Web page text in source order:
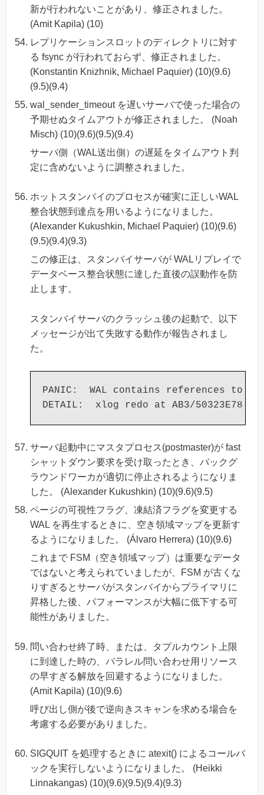
新が行われないことがあり、修正されました。
(Amit Kapila) (10)
レプリケーションスロットのディレクトリに対す
る fsync が行われておらず、修正されました。
(Konstantin Knizhnik, Michael Paquier) (10)(9.6)
(9.5)(9.4)
wal_sender_timeout を遅いサーバで使った場合の
予期せぬタイムアウトが修正されました。 (Noah
Misch) (10)(9.6)(9.5)(9.4)
サーバ側（WAL送出側）の遅延をタイムアウト判
定に含めないように調整されました。
ホットスタンバイのプロセスが確実に正しいWAL
整合状態到達点を用いるようになりました。
(Alexander Kukushkin, Michael Paquier) (10)(9.6)
(9.5)(9.4)(9.3)
この修正は、スタンバイサーバが WALリプレイで
データベース整合状態に達した直後の誤動作を防
止します。
スタンバイサーバのクラッシュ後の起動で、以下
メッセージが出て失敗する動作が報告されまし
た。
PANIC:  WAL contains references to
サーバ起動中にマスタプロセス(postmaster)が fast
シャットダウン要求を受け取ったとき、バックグ
ラウンドワーカが適切に停止されるようになりま
した。 (Alexander Kukushkin) (10)(9.6)(9.5)
ページの可視性フラグ、凍結済フラグを変更する
WAL を再生するときに、空き領域マップを更新す
るようになりました。 (Álvaro Herrera) (10)(9.6)
これまで FSM（空き領域マップ）は重要なデータ
ではないと考えられていましたが、FSM が古くな
りすぎるとサーバがスタンバイからプライマリに
昇格した後、パフォーマンスが大幅に低下する可
能性がありました。
問い合わせ終了時、または、タプルカウント上限
に到達した時の、パラレル問い合わせ用リソース
の早すぎる解放を回避するようになりました。
(Amit Kapila) (10)(9.6)
呼び出し側が後で逆向きスキャンを求める場合を
考慮する必要がありました。
SIGQUIT を処理するときに atexit() によるコールバ
ックを実行しないようになりました。 (Heikki
Linnakangas) (10)(9.6)(9.5)(9.4)(9.3)